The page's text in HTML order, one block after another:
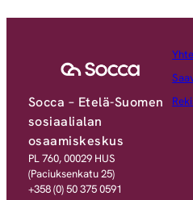
Socca – Etelä-Suomen
sosiaalialan
osaamiskeskus
PL 760, 00029 HUS
(Paciuksenkatu 25)
+358 (0) 50 375 0591